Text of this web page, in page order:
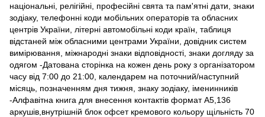
національні, релігійні, професійні свята та пам'ятні дати, знаки
зодіаку, телефонні коди мобільних операторів та обласних
центрів України, літерні автомобільні коди країн, таблиця
відстаней між обласними центрами України, довідник систем
вимірювання, міжнародні знаки відповідності, знаки догляду за
одягом -Датована сторінка на кожен день року з організатором
часу від 7:00 до 21:00, календарем на поточний/наступний
місяць, позначенням дня тижня, знаку зодіаку, іменинників
-Алфавітна книга для внесення контактів формат А5,136
аркушів,внутрішній блок офсет кремового кольору щільність 70